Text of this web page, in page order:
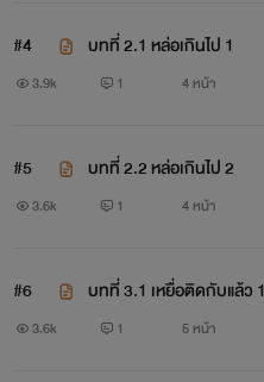
#4 บทที่ 2.1 หล่อเกินไป 1
3.9k 1 4 หน้า
#5 บทที่ 2.2 หล่อเกินไป 2
3.6k 1 4 หน้า
#6 บทที่ 3.1 เหยื่อติดกับแล้ว 1
3.6k 1 5 หน้า